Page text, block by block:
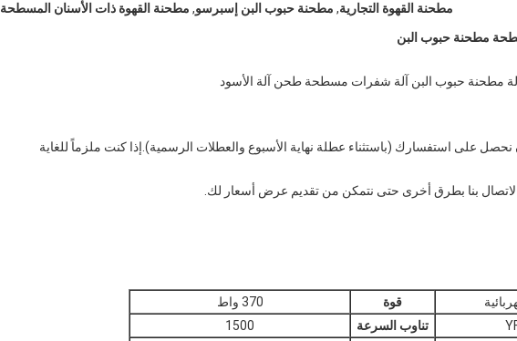
مطحنة القهوة التجارية, مطحنة حبوب البن إسبرسو, مطحنة القهوة ذات الأسنان المسطحة
مسطحة مطحنة حبوب البن
آلة مطحنة حبوب البن آلة شفرات مسطحة طحن آلة الأسود
غضون 24 ساعة بعد أن نحصل على استفسارك (باستثناء عطلة نهاية الأسبوع والعطلات الرسمية).إذا كنت ملزماً للغاية
الاتصال بنا بطرق أخرى حتى نتمكن من تقديم عرض أسعار لك.
قوة
370 واط
تناوب السرعة
1500